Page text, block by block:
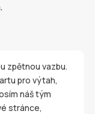
zpětnou vazbu.
pro výtah,
náš tým
stránce,